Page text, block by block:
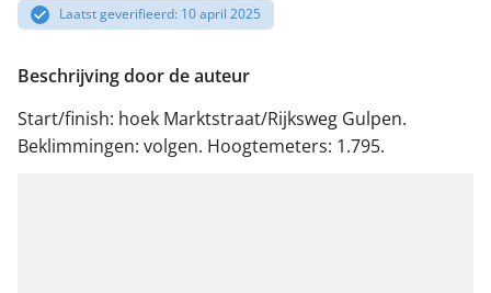
Laatst geverifieerd: 10 april 2025
Beschrijving door de auteur
Start/finish: hoek Marktstraat/Rijksweg Gulpen.
Beklimmingen: volgen. Hoogtemeters: 1.795.